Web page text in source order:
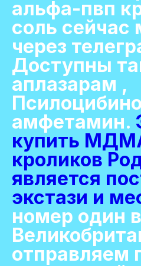
альфа-пвп
соль сейчас
через
Доступны
аплазарам ,
амфетамин.
купить
кроликов
является
экстази и
номер один в
отправляем